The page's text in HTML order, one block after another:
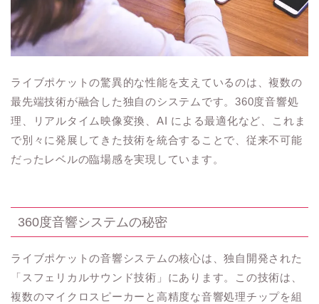
ライブポケットの驚異的な性能を支えているのは、複数の
最先端技術が融合した独自のシステムです。360度音響処
理、リアルタイム映像変換、AI による最適化など、これま
で別々に発展してきた技術を統合することで、従来不可能
だったレベルの臨場感を実現しています。
360度音響システムの秘密
ライブポケットの音響システムの核心は、独自開発された
「スフェリカルサウンド技術」にあります。この技術は、
複数のマイクロスピーカーと高精度な音響処理チップを組